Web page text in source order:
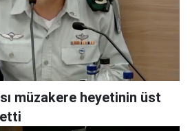
müzakere heyetinin üst